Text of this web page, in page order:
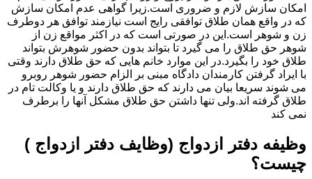
امکان سازش لازم و ضروری است.زیرا گواهی عدم امکان سازش
که در واقع همان طلاق توافقی رایج است نیازمند توافق هر دوطرف
زن و شوهر است.این در صورتی است که در اکثر مواقع زن از
شوهر حق طلاق را می گیرد تا بتواند بدون حضور شوهرش بتواند
طلاق خود را بگیرد.در این موارد خانم هایی که حق طلاق دارند وقتی
با ایراد گرفتن کارمندان دادگاه مبنی بر الزام حضور شوهر روبرو
می شوند سریعا بیان می دارند که حق طلاق دارند و یا وکالت تام در
طلاق گرفته اند.ولی تنها داشتن حق طلاق مشکل آنها را برطرف
نمی کند
وظیفه دفتر ازدواج (وظایف دفتر ازدواج )
چیست؟